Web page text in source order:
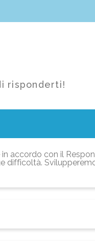
risponderti!
accordo con il
difficoltà.